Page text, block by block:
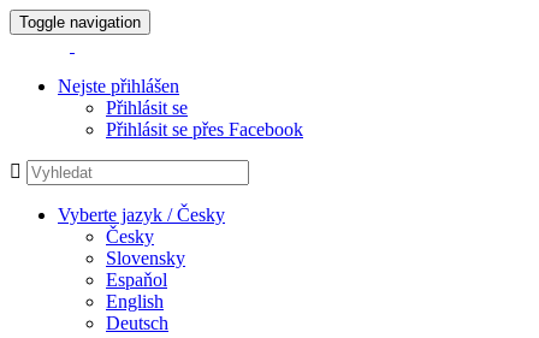
Toggle navigation
Nejste přihlášen
Přihlásit se
Přihlásit se přes Facebook
Vyberte jazyk / Česky
Česky
Slovensky
Espaňol
English
Deutsch